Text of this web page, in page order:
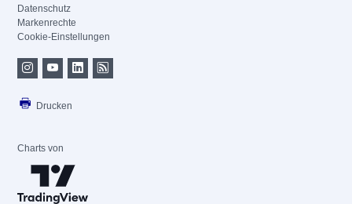
Datenschutz
Markenrechte
Cookie-Einstellungen
Drucken
Charts von